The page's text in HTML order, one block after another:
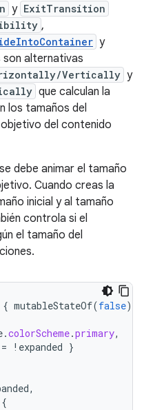
y ExitTransition
,
y
son alternativas
Vertically y
que calculan la
los tamaños del
del contenido
debe animar el tamaño
Cuando creas la
inicial y al tamaño
controla si el
el tamaño del
{ mutableStateOf(false)
.colorScheme.primary,
= ! expanded }
,
{